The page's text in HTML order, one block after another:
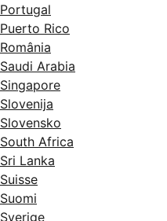
Portugal
Puerto Rico
România
Saudi Arabia
Singapore
Slovenija
Slovensko
South Africa
Sri Lanka
Suisse
Suomi
Sverige